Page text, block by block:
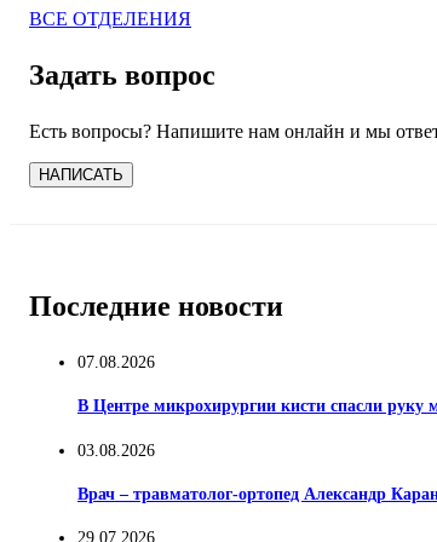
ВСЕ ОТДЕЛЕНИЯ
Задать вопрос
Есть вопросы? Напишите нам онлайн и мы
НАПИСАТЬ
Последние новости
07.08.2026
В Центре микрохирургии кисти спасли
03.08.2026
Врач – травматолог-ортопед Александр
29.07.2026